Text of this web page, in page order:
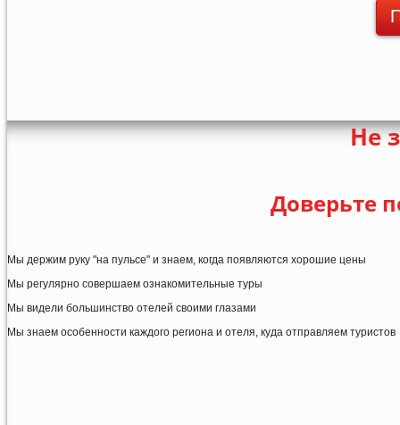
Не
Доверьте
Мы держим руку "на пульсе" и знаем, когда появляются хорошие цены
Мы регулярно совершаем ознакомительные туры
Мы видели большинство отелей своими глазами
Мы знаем особенности каждого региона и отеля, куда отправляем туристов